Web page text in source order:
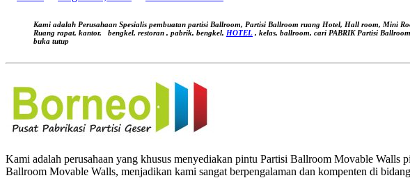
Pintu
Lipat
Kami adalah Perusahaan Spesialis pembuatan partisi Ballroom, Partisi Ballroom ruang Hotel, Hall room, Mini
Ruang rapat, kantor, bengkel, restoran , pabrik, bengkel, HOTEL , kelas, ballroom, cari PABRIK Partisi
buka tutup
Kami adalah perusahaan yang khusus menyediakan pintu Partisi Ballroom Movable
Ballroom Movable Walls, menjadikan kami sangat berpengalaman dan kompenten di